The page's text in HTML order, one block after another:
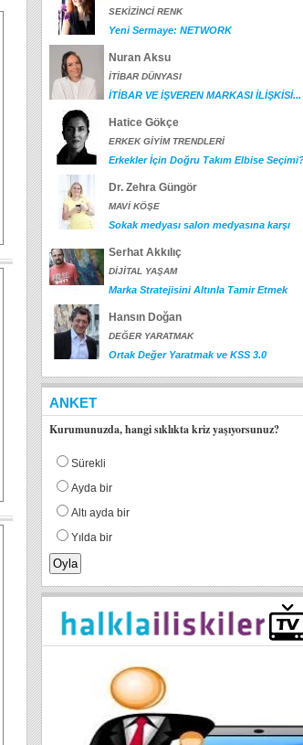
SEKİZİNCİ RENK
Yeni Sermaye: NETWORK
Nuran Aksu
İTİBAR DÜNYASI
İTİBAR VE İŞVEREN MARKASI İLİŞKİSİ...
Hatice Gökçe
ERKEK GİYİM TRENDLERİ
Erkekler İçin Doğru Takım Elbise
Dr. Zehra Güngör
MAVİ KÖŞE
Sokak medyası salon medyasına karşı
Serhat Akkılıç
DİJİTAL YAŞAM
Marka Stratejisini Altınla Tamir Etmek
Hansın Doğan
DEĞER YARATMAK
Ortak Değer Yaratmak ve KSS 3.0
ANKET
Kurumunuzda, hangi sıklıkta kriz yaşıyorsunuz?
Sürekli
Ayda bir
Altı ayda bir
Yılda bir